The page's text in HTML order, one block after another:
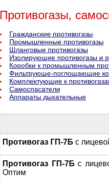
Противогазы,
Гражданские противогазы
Промышленные противогазы
Шланговые противогазы
Изолирующие противогазы и
Коробки к промышленным
Фильтрующе-поглощающие
Комплектующие к
Самоспасатели
Аппараты дыхательные
Противогаз ГП-7Б с
Противогаз ГП-7Б с
Оптим